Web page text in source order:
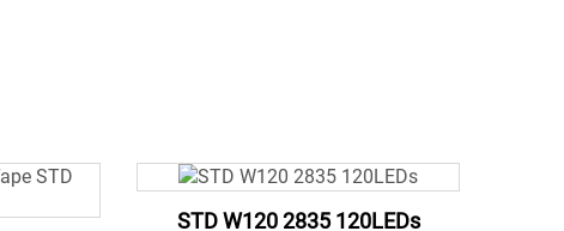
STD W120 2835 120LEDs